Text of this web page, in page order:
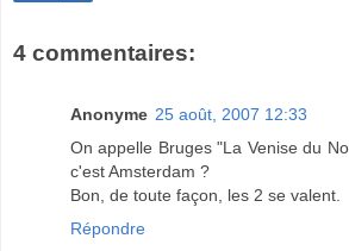
4 commentaires:
Anonyme 25 août, 2007 12:33
On appelle Bruges "La Venise du
c'est Amsterdam ?
Bon, de toute façon, les 2 se valent.
Répondre